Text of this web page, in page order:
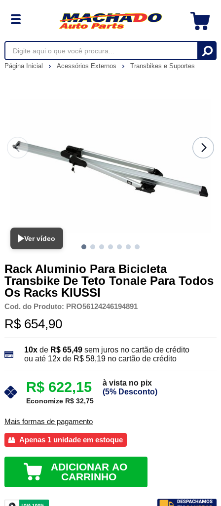
Página Inicial Acessórios Externos Transbikes e Suportes
Ver vídeo
Rack Aluminio Para Bicicleta
Transbike De Teto Tonale Para Todos
Os Racks KIUSSI
Cod. do Produto: PRO56124246194891
R$ 654,90
10xde R$ 65,49 sem juros no cartão de crédito
ou até 12xde R$ 58,19no cartão de crédito
R$ 622,15
à vista no pix
(5% Desconto)
Economize R$ 32,75
Mais formas de pagamento
Apenas 1 unidade em estoque
ADICIONAR AO
CARRINHO